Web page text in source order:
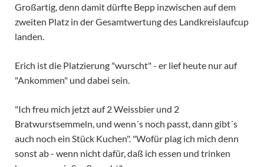
Großartig, denn damit dürfte Bepp inzwischen auf dem
zweiten Platz in der Gesamtwertung des Landkreislaufcup
landen.
Erich ist die Platzierung "wurscht" - er lief heute nur auf
"Ankommen" und dabei sein.
"Ich freu mich jetzt auf 2 Weissbier und 2
Bratwurstsemmeln, und wenn´s noch passt, dann gibt´s
auch noch ein Stück Kuchen". "Wofür plag ich mich denn
sonst ab - wenn nicht dafür, daß ich essen und trinken